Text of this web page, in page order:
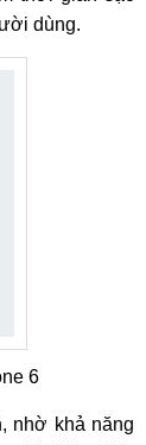
dùng.
6
nhờ khả năng